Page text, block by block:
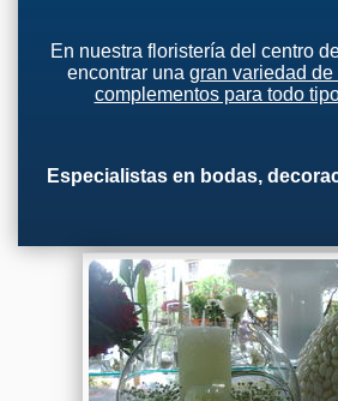
En nuestra floristería del centro
encontrar una gran variedad
complementos para todo
Especialistas en bodas,